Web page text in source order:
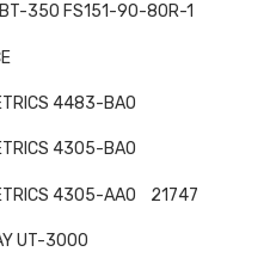
BT-350 FS151-90-80R-1
4483-BAO
4305-BAO
4305-AAO 21747
UT-3000